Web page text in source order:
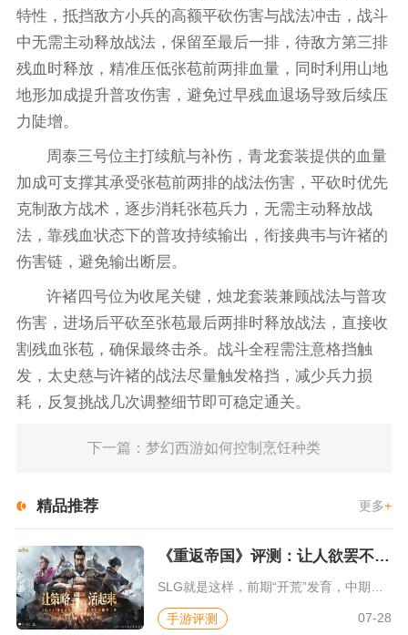
特性，抵挡敌方小兵的高额平砍伤害与战法冲击，战斗
中无需主动释放战法，保留至最后一排，待敌方第三排
残血时释放，精准压低张苞前两排血量，同时利用山地
地形加成提升普攻伤害，避免过早残血退场导致后续压
力陡增。
周泰三号位主打续航与补伤，青龙套装提供的血量
加成可支撑其承受张苞前两排的战法伤害，平砍时优先
克制敌方战术，逐步消耗张苞兵力，无需主动释放战
法，靠残血状态下的普攻持续输出，衔接典韦与许褚的
伤害链，避免输出断层。
许褚四号位为收尾关键，烛龙套装兼顾战法与普攻
伤害，进场后平砍至张苞最后两排时释放战法，直接收
割残血张苞，确保最终击杀。战斗全程需注意格挡触
发，太史慈与许褚的战法尽量触发格挡，减少兵力损
耗，反复挑战几次调整细节即可稳定通关。
下一篇：梦幻西游如何控制烹饪种类
精品推荐 更多+
《重返帝国》评测：让人欲罢不能的新一代策略游戏
手游评测 07-28